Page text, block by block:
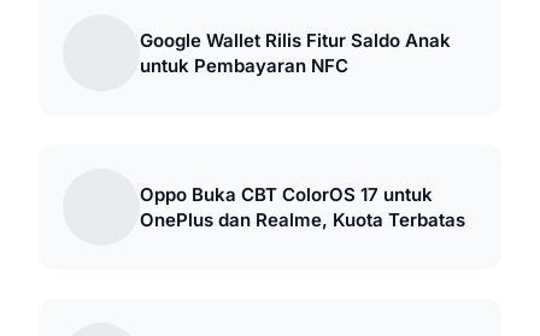
Google Wallet Rilis Fitur Saldo Anak
untuk Pembayaran NFC
Oppo Buka CBT ColorOS 17 untuk
OnePlus dan Realme, Kuota Terbatas